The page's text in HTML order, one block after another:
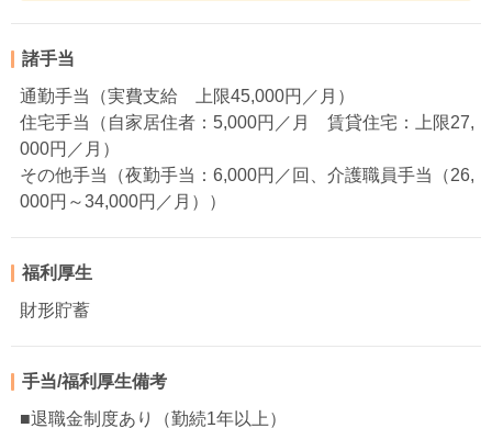
諸手当
通勤手当（実費支給 上限45,000円／月）
住宅手当（自家居住者：5,000円／月 賃貸住宅：上限27,
000円／月）
その他手当（夜勤手当：6,000円／回、介護職員手当（26,
000円～34,000円／月））
福利厚生
財形貯蓄
手当/福利厚生備考
■退職金制度あり（勤続1年以上）